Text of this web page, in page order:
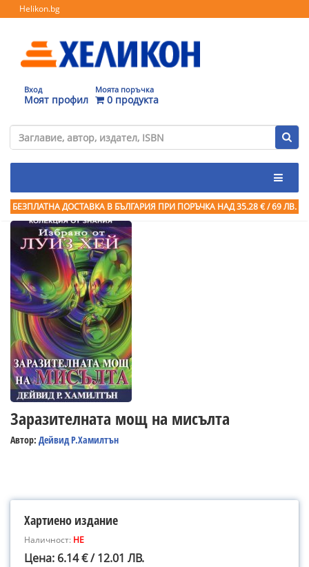
Helikon.bg
Вход
Моят профил
Моята поръчка
0 продукта
БЕЗПЛАТНА ДОСТАВКА В БЪЛГАРИЯ ПРИ ПОРЪЧКА НАД 35.28 € / 69 ЛВ.
Заразителната мощ на мисълта
Автор: Дейвид Р.Хамилтън
Хартиено издание
Наличност: НЕ
Цена: 6.14 € / 12.01 ЛВ.